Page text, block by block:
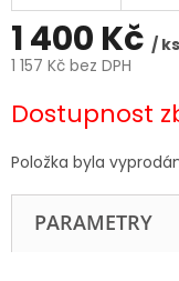
1 400 Kč / ks
1 157 Kč bez DPH
cena:
Dostupnost
Položka byla
PARAMETRY